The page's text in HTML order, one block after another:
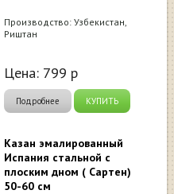
Производство: Узбекистан,
Риштан
Цена: 799 р
Подробнее КУПИТЬ
Казан эмалированный
Испания стальной с
плоским дном ( Сартен)
50-60 см